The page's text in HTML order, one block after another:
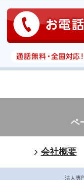
ペ
会社概要
法人専